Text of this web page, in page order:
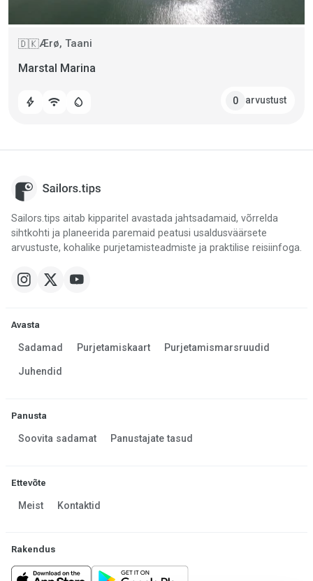
🇩🇰Ærø, Taani
Marstal Marina
bolt wifi water_drop 0 arvustust
Sailors.tips aitab kipparitel avastada jahtsadamaid, võrrelda
sihtkohti ja planeerida paremaid peatusi usaldusväärsete
arvustuste, kohalike purjetamisteadmiste ja praktilise reisiinfoga.
Avasta
Sadamad Purjetamiskaart Purjetamismarsruudid
Juhendid
Panusta
Soovita sadamat Panustajate tasud
Ettevõte
Meist Kontaktid
Rakendus